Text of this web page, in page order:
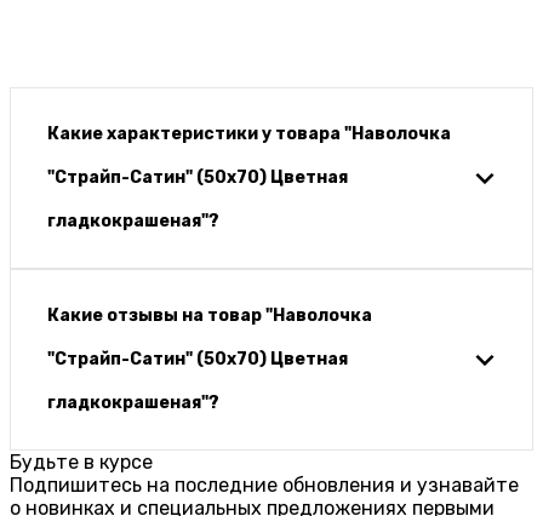
Какие характеристики у товара "Наволочка
"Страйп-Сатин" (50х70) Цветная
гладкокрашеная"?
Какие отзывы на товар "Наволочка
"Страйп-Сатин" (50х70) Цветная
гладкокрашеная"?
Будьте в курсе
Подпишитесь на последние обновления и узнавайте
о новинках и специальных предложениях первыми